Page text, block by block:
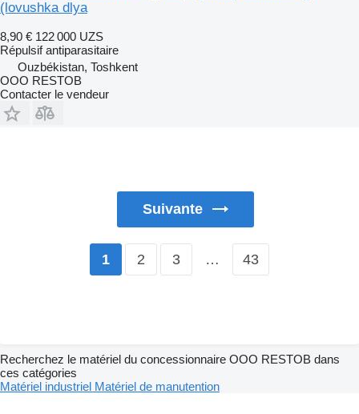
(lovushka dlya
8,90 € 122 000 UZS
Répulsif antiparasitaire
Ouzbékistan, Toshkent
OOO RESTOB
Contacter le vendeur
Suivante
1 2 3 … 43
Recherchez le matériel du concessionnaire OOO RESTOB dans
ces catégories
Matériel industriel Matériel de manutention